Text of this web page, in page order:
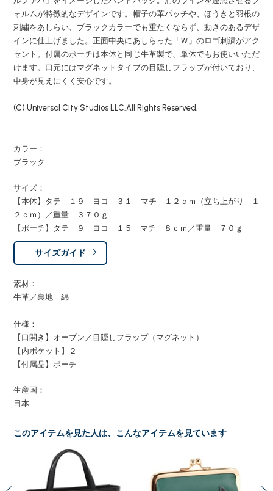
ォルムが特徴的なデザインです。帽子の革パッチや、ほうきと羽根の
刺繍をあしらい、ブラックカラーでも重たくならず、動きのあるデザ
インに仕上げました。正面中央にあしらった「Ｗ」のロゴ刺繍がアク
セント。付属のポーチは本体と同じ牛革製で、単体でもお使いいただ
けます。口元にはマグネットタイプの目隠しフラップが付いており、
中身が見えにくく安心です。
(C) Universal City Studios LLC.All Rights Reserved.
カラー：
ブラック
サイズ：
【本体】タテ １９ ヨコ ３１ マチ １２ｃｍ（立ち上がり １
２ｃｍ）／重量 ３７０ｇ
【ポーチ】タテ ９ ヨコ １５ マチ ８ｃｍ／重量 ７０ｇ
サイズガイド
素材：
牛革／裏地 綿
仕様：
【口開き】オープン／目隠しフラップ（マグネット）
【内ポケット】２
【付属品】ポーチ
生産国：
日本
このアイテムを見た人は、こんなアイテムを見ています